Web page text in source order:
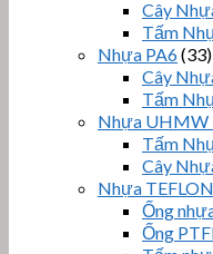
Cây
Tấm
Nhựa PA6(33)
Cây
Tấm
Nhựa UHMW
Tấm
Cây
Nhựa
Ống
Ống